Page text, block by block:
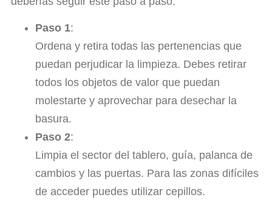
Paso 1:
Ordena y retira todas las pertenencias que
puedan perjudicar la limpieza. Debes retirar
todos los objetos de valor que puedan
molestarte y aprovechar para desechar la
basura.
Paso 2:
Limpia el sector del tablero, guía, palanca de
cambios y las puertas. Para las zonas difíciles
de acceder puedes utilizar cepillos.